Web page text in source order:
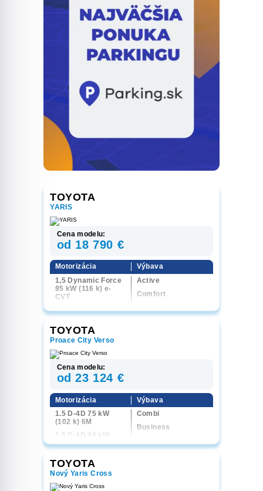
TOYOTA
YARIS
Cena modelu:
od 18 790 €
Motorizácia
1,5 Dynamic Force
85 kW (116 k) e-
CVT
1,5 Dynamic Force
CVT
Výbava
Active
Comfort
TOYOTA
Proace City Verso
Cena modelu:
od 23 124 €
Motorizácia
1.5 D-4D 75 kW
(102 k) 6M
1.5 D-4D 96 kW
(130 k) 6M
(130 k) 8AT
1.2 T 81 kW (110 k)
6M
Výbava
Combi
Business
TOYOTA
Nový Yaris Cross